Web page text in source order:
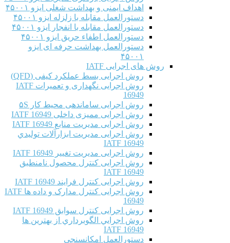
اهداف ایمنی و بهداشت شغلی ایزو ۴۵۰۰۱
دستورالعمل مقابله با زلزله ایزو ۴۵۰۰۱
دستورالعمل مقابله با انفجار ایزو ۴۵۰۰۱
دستورالعمل اطفاء حریق ایزو ۴۵۰۰۱
دستورالعمل بهداشت حرفه ای ایزو
۴۵۰۰۱
روش های اجرایی IATF
روش اجرایی بسط عملکرد کیفی (QFD)
روش اجرایی نگهداری و تعمیرات IATF
16949
روش اجرایی ساماندهی محیط کار ۵S
روش اجرایی ممیزی داخلی IATF 16949
روش اجرایی مدیریت منابع IATF 16949
روش اجرایی مديريت ابزارآلات توليدي
IATF 16949
روش اجرایی مدیریت تغییر IATF 16949
روش اجرایی کنترل محصول نامنطبق
IATF 16949
روش اجرایی کنترل فرایند IATF 16949
روش اجرایی کنترل مدارک و داده ها IATF
16949
روش اجرایی کنترل سوابق IATF 16949
روش اجرايي الگوبرداري از بهترين ها
IATF 16949
دستورالعمل امکانسنجی